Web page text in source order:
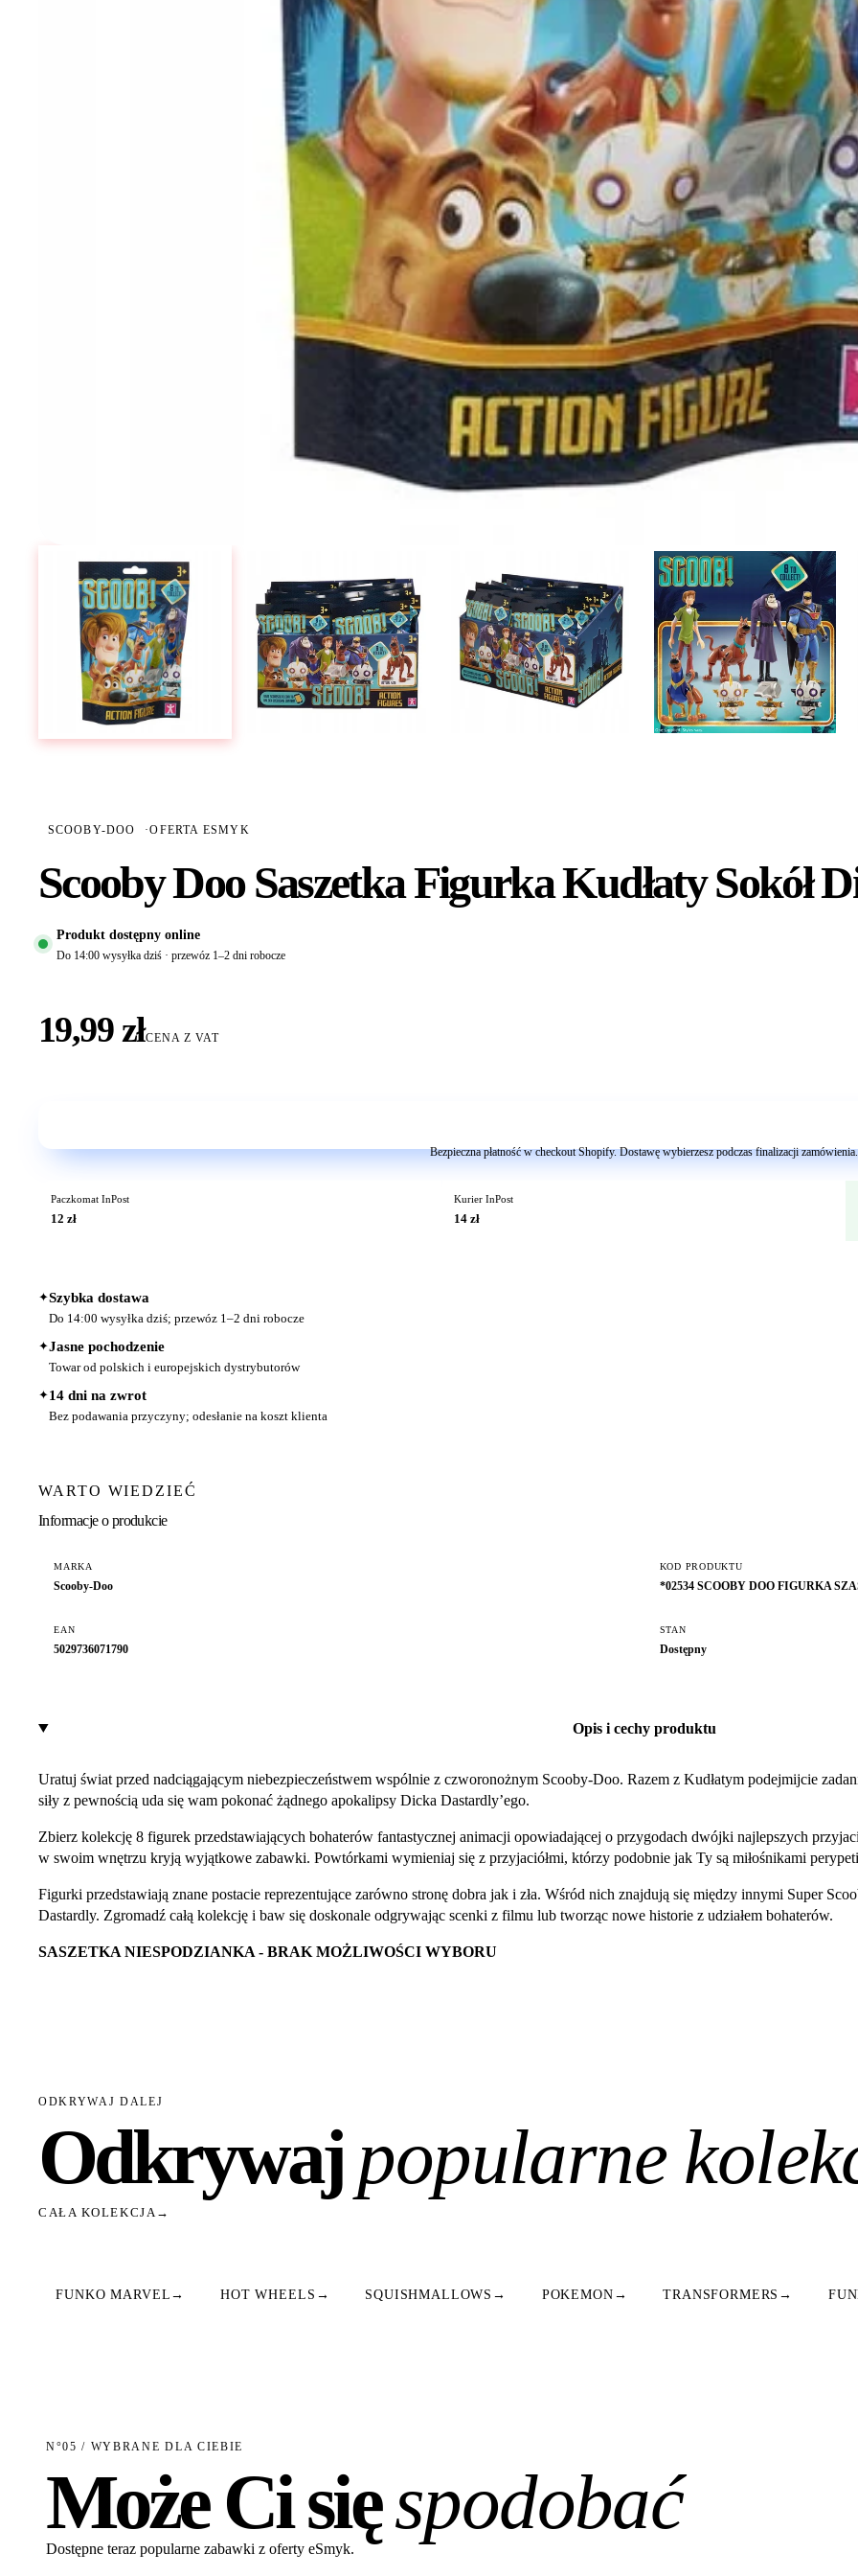
SCOOBY-DOO ·OFERTA ESMYK
Scooby Doo Saszetka Figurka Kudłaty Sokół
Produkt dostępny online
Do 14:00 wysyłka dziś · przewóz 1–2 dni robocze
19,99 złCENA Z VAT
Bezpieczna płatność w checkout Shopify. Dostawę wybierzesz podczas finalizacji zamówienia.
Paczkomat InPost
12 zł
Kurier InPost
14 zł
✦Szybka dostawa
Do 14:00 wysyłka dziś; przewóz 1–2 dni robocze
✦Jasne pochodzenie
Towar od polskich i europejskich dystrybutorów
✦14 dni na zwrot
Bez podawania przyczyny; odesłanie na koszt klienta
WARTO WIEDZIEĆ
Informacje o produkcie
MARKA
Scooby-Doo
KOD PRODUKTU
*02534 SCOOBY DOO FIGURKA
EAN
5029736071790
STAN
Dostępny
Opis i cechy produktu
Uratuj świat przed nadciągającym niebezpieczeństwem wspólnie z czworonożnym Scooby-Doo. Razem z Kudłatym podejmijcie
siły z pewnością uda się wam pokonać żądnego apokalipsy Dicka Dastardly’ego.
Zbierz kolekcję 8 figurek przedstawiających bohaterów fantastycznej animacji opowiadającej o przygodach dwójki najlepszych
w swoim wnętrzu kryją wyjątkowe zabawki. Powtórkami wymieniaj się z przyjaciółmi, którzy podobnie jak Ty są miłośnikami
Figurki przedstawiają znane postacie reprezentujące zarówno stronę dobra jak i zła. Wśród nich znajdują się między innymi Super
Dastardly. Zgromadź całą kolekcję i baw się doskonale odgrywając scenki z filmu lub tworząc nowe historie z udziałem bohaterów.
SASZETKA NIESPODZIANKA - BRAK MOŻLIWOŚCI WYBORU
ODKRYWAJ DALEJ
Odkrywaj popularne
CAŁA KOLEKCJA→
FUNKO MARVEL → HOT WHEELS → SQUISHMALLOWS → POKEMON → TRANSFORMERS →
N°05 / WYBRANE DLA CIEBIE
Może Ci sięspodobać
Dostępne teraz popularne zabawki z oferty eSmyk.